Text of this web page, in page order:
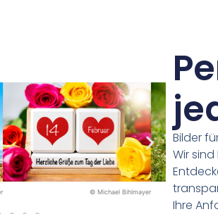
© Michael Bihlmayer
Bilder
Wir
Ihre